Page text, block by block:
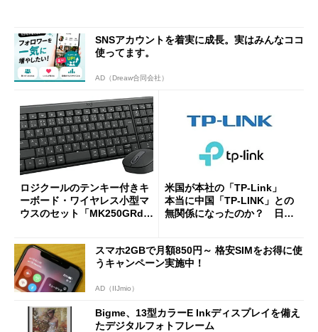
SNSアカウントを着実に成長。実はみんなココ
使ってます。
AD（Dreaw合同会社）
ロジクールのテンキー付きキ
ーボード・ワイヤレス小型マ
ウスのセット「MK250GRd」
米国が本社の「TP-Link」
本当に中国「TP-LINK」との
無関係になったのか？ 日本
スマホ2GBで月額850円～ 格安SIMをお得に使
うキャンペーン実施中！
AD（IIJmio）
Bigme、13型カラーE Inkディスプレイを備え
たデジタルフォトフレーム